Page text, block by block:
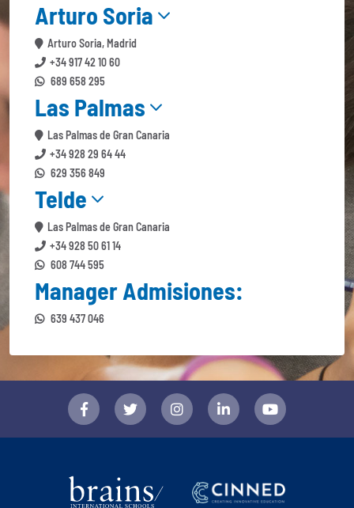
Arturo Soria
Arturo Soria, Madrid
+34 917 42 10 60
689 658 295
Las Palmas
Las Palmas de Gran Canaria
+34 928 29 64 44
629 356 849
Telde
Las Palmas de Gran Canaria
+34 928 50 61 14
608 744 595
Manager Admisiones:
639 437 046